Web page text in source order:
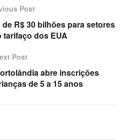
Post
R$ 30 bilhões para setores
tarifaço dos EUA
Post
abre inscrições
de 5 a 15 anos